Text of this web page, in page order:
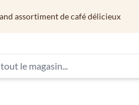
de café délicieux